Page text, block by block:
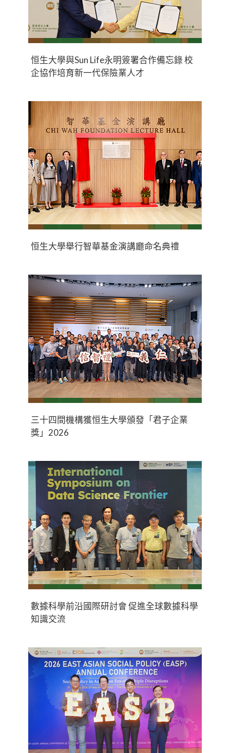
恒生大學與Sun Life永明簽署合作備忘錄 校
企協作培育新一代保險業人才
恒生大學舉行智華基金演講廳命名典禮
三十四間機構獲恒生大學頒發「君子企業
獎」2026
數據科學前沿國際研討會 促進全球數據科學
知識交流